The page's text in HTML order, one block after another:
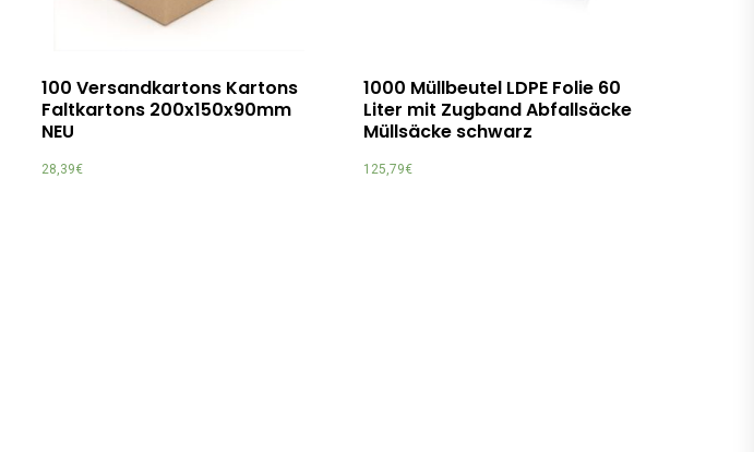
100 Versandkartons Kartons
Faltkartons 200x150x90mm
NEU
28,39€
1000 Müllbeutel LDPE Folie 60
Liter mit Zugband Abfallsäcke
Müllsäcke schwarz
125,79€